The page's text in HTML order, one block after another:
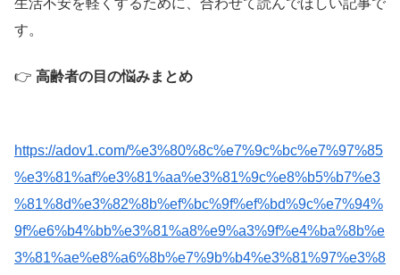
す。
👉 高齢者の目の悩みまとめ
https://adov1.com/%e3%80%8c%e7%9c%bc%e7%97%85
%e3%81%af%e3%81%aa%e3%81%9c%e8%b5%b7%e3
%81%8d%e3%82%8b%ef%bc%9f%ef%bd%9c%e7%94%
9f%e6%b4%bb%e3%81%a8%e9%a3%9f%e4%ba%8b%e
3%81%ae%e8%a6%8b%e7%9b%b4%e3%81%97%e3%8